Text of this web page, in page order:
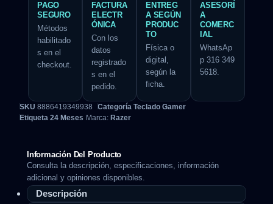
PAGO
SEGURO
Métodos
habilitado
s en el
checkout.
FACTURA
ELECTR
ÓNICA
Con los
datos
registrado
s en el
pedido.
ENTREG
A SEGÚN
PRODUC
TO
Física o
digital,
según la
ficha.
ASESORÍ
A
COMERC
IAL
WhatsAp
p 316 349
5618.
SKU 8886419349938 Categoría Teclado Gamer
Etiqueta 24 Meses Marca: Razer
Información Del Producto
Consulta la descripción, especificaciones, información
adicional y opiniones disponibles.
Descripción